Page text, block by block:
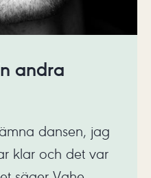
andra
dansen, jag
klar och det var